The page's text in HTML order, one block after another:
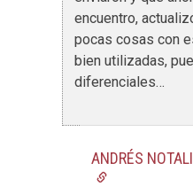
encuentro,
pocas cosas con
bien utilizadas,
diferenciales…
ANDRÉS